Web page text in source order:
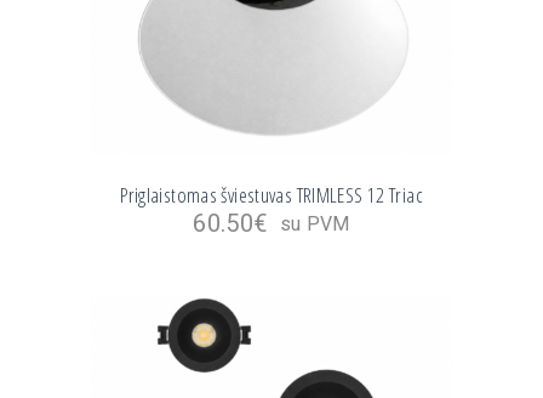
Priglaistomas šviestuvas TRIMLESS 12 Triac
60.50€ su PVM